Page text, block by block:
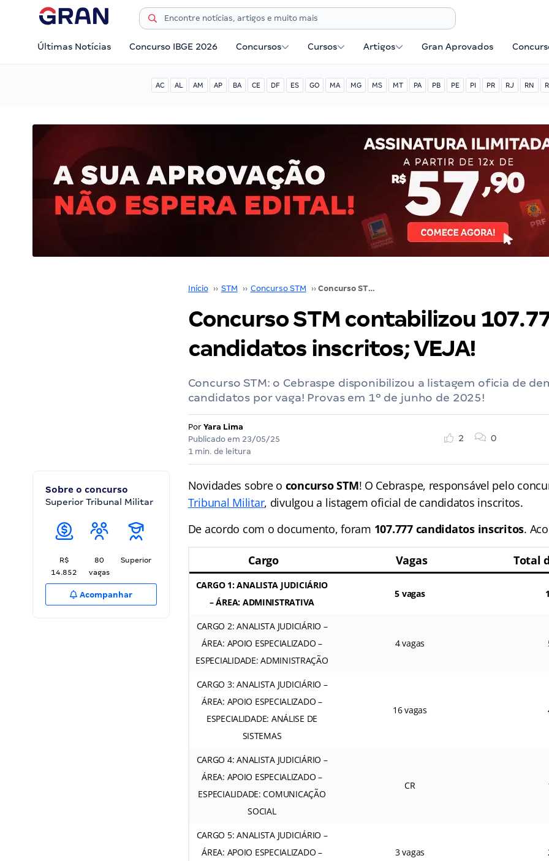
Últimas Notícias Concurso IBGE 2026 Concursos Cursos Artigos Gran Aprovados
AC AL AM AP BA CE DF ES GO MA MG MS MT PA PB PE PI PR RJ RN
Início ›› STM ›› Concurso STM ›› Concurso STM contabilizou 107.777 candidatos inscritos; VEJA!
Concurso STM contabilizou
candidatos inscritos; VEJA!
Concurso STM: o Cebraspe disponibilizou a listagem oficia de
candidatos por vaga! Provas em 1º de junho de 2025!
Por Yara Lima
Publicado em 23/05/25
1 min. de leitura
2 0
Sobre o concurso
Superior Tribunal Militar
R$
14.852
80
vagas
Superior
Acompanhar
Novidades sobre o concurso STM! O Cebraspe, responsável pelo
Tribunal Militar, divulgou a listagem oficial de candidatos inscritos.
De acordo com o documento, foram 107.777 candidatos inscritos.
Cargo Vagas Total
CARGO 1: ANALISTA JUDICIÁRIO
– ÁREA: ADMINISTRATIVA
5 vagas
CARGO 2: ANALISTA JUDICIÁRIO –
ÁREA: APOIO ESPECIALIZADO –
ESPECIALIDADE: ADMINISTRAÇÃO
4 vagas
CARGO 3: ANALISTA JUDICIÁRIO –
ÁREA: APOIO ESPECIALIZADO –
ESPECIALIDADE: ANÁLISE DE
SISTEMAS
16 vagas
CARGO 4: ANALISTA JUDICIÁRIO –
ÁREA: APOIO ESPECIALIZADO –
ESPECIALIDADE: COMUNICAÇÃO
SOCIAL
CR
CARGO 5: ANALISTA JUDICIÁRIO –
ÁREA: APOIO ESPECIALIZADO –
3 vagas